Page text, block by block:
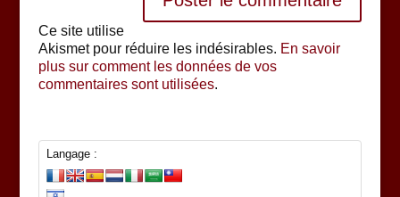
Ce site utilise
Akismet pour réduire les indésirables. En savoir
plus sur comment les données de vos
commentaires sont utilisées.
Langage :